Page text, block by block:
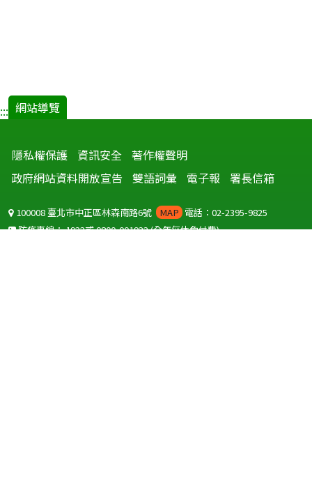
::: 網站導覽
隱私權保護 資訊安全 著作權聲明
政府網站資料開放宣告
雙語詞彙 電子報 署長信箱
100008 臺北市中正區林森南路6號 MAP 電話：02-2395-9825
防疫專線：1922或0800-001922(全年無休免付費)